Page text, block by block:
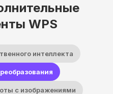
WPS
интеллекта
с изображениями